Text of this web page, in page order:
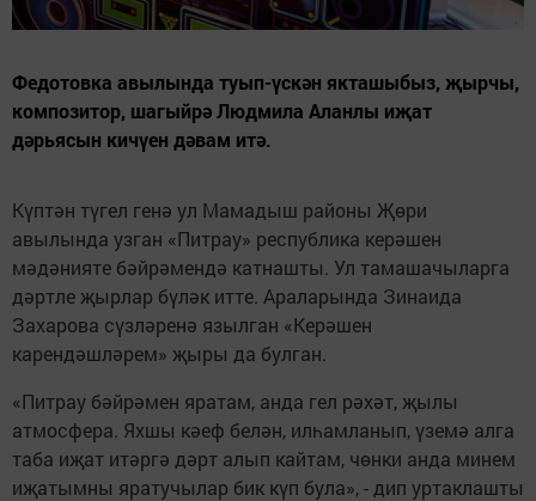
Федотовка авылында туып-үскән якташыбыз, җырчы,
композитор, шагыйрә Людмила Аланлы иҗат
дәрьясын кичүен дәвам итә.
Күптән түгел генә ул Мамадыш районы Җөри
авылында узган «Питрау» республика керәшен
мәдәнияте бәйрәмендә катнашты. Ул тамашачыларга
дәртле җырлар бүләк итте. Араларында Зинаида
Захарова сүзләренә язылган «Керәшен
карендәшләрем» җыры да булган.
«Питрау бәйрәмен яратам, анда гел рәхәт, җылы
атмосфера. Яхшы кәеф белән, илһамланып, үземә алга
таба иҗат итәргә дәрт алып кайтам, чөнки анда минем
иҗатымны яратучылар бик күп була», - дип уртаклашты